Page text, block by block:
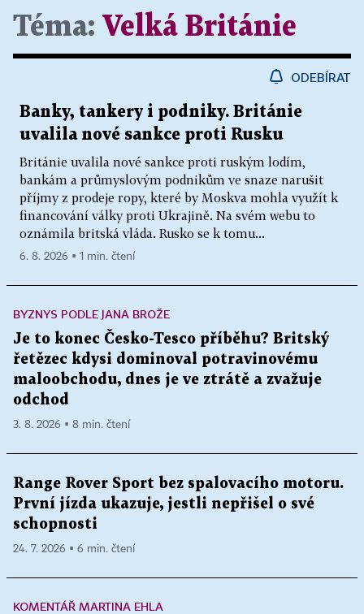
Téma: Velká Británie
ODEBÍRAT
Banky, tankery i podniky. Británie
uvalila nové sankce proti Rusku
Británie uvalila nové sankce proti ruským lodím,
bankám a průmyslovým podnikům ve snaze narušit
příjmy z prodeje ropy, které by Moskva mohla využít k
financování války proti Ukrajině. Na svém webu to
oznámila britská vláda. Rusko se k tomu...
6. 8. 2026 ▪ 1 min. čtení
BYZNYS PODLE JANA BROŽE
Je to konec Česko-Tesco příběhu? Britský
řetězec kdysi dominoval potravinovému
maloobchodu, dnes je ve ztrátě a zvažuje
odchod
3. 8. 2026 ▪ 8 min. čtení
Range Rover Sport bez spalovacího motoru.
První jízda ukazuje, jestli nepřišel o své
schopnosti
24. 7. 2026 ▪ 6 min. čtení
KOMENTÁŘ MARTINA EHLA